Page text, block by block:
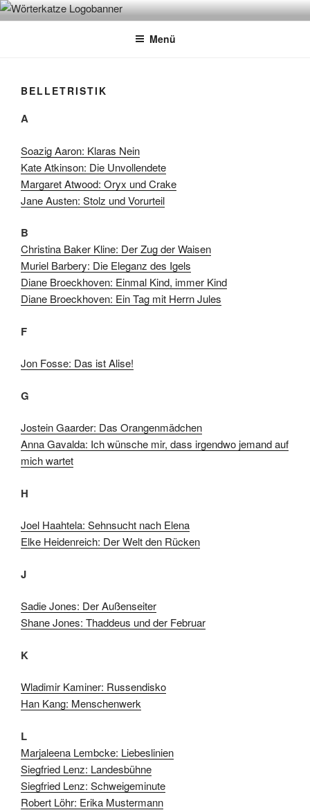
Zum
InhaltWÖRTERKATZE
Von Büchern erzählen
Menü
BELLETRISTIK
A
Soazig Aaron: Klaras Nein
Kate Atkinson: Die Unvollendete
Margaret Atwood: Oryx und Crake
Jane Austen: Stolz und Vorurteil
B
Christina Baker Kline: Der Zug der Waisen
Muriel Barbery: Die Eleganz des Igels
Diane Broeckhoven: Einmal Kind, immer Kind
Diane Broeckhoven: Ein Tag mit Herrn Jules
F
Jon Fosse: Das ist Alise!
G
Jostein Gaarder: Das Orangenmädchen
Anna Gavalda: Ich wünsche mir, dass irgendwo jemand auf
mich wartet
H
Joel Haahtela: Sehnsucht nach Elena
Elke Heidenreich: Der Welt den Rücken
J
Sadie Jones: Der Außenseiter
Shane Jones: Thaddeus und der Februar
K
Wladimir Kaminer: Russendisko
Han Kang: Menschenwerk
L
Marjaleena Lembcke: Liebeslinien
Siegfried Lenz: Landesbühne
Siegfried Lenz: Schweigeminute
Robert Löhr: Erika Mustermann